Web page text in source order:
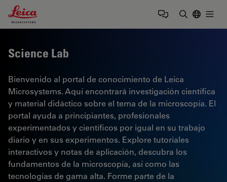
Leica Microsystems Logo
Science Lab
Bienvenido al portal de conocimiento de Leica
Microsystems. Aquí encontrará investigación científica
y material didáctico sobre el tema de la microscopía. El
portal ayuda a principiantes, profesionales
experimentados y científicos por igual en su trabajo
diario y en sus experimentos. Explore tutoriales
interactivos y notas de aplicación, descubra los
fundamentos de la microscopía, así como las
tecnologías de gama alta. Forme parte de la